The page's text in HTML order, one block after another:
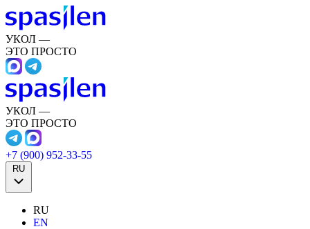
УКОЛ —
ЭТО ПРОСТО
УКОЛ —
ЭТО ПРОСТО
+7 (900) 952-33-55
RU
RU
EN